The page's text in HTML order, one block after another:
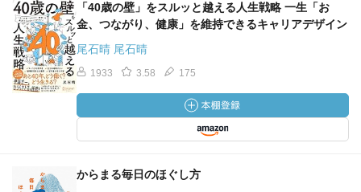
「40歳の壁」をスルッと越える人生戦略 一生「お
金、つながり、健康」を維持できるキャリアデザイン
尾石晴 尾石晴
1933 3.58 175
からまる毎日のほぐし方